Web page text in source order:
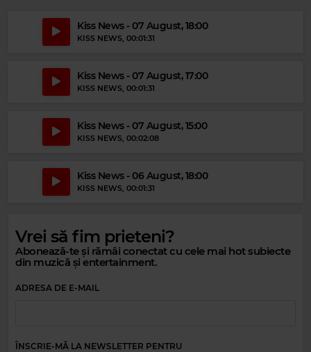
Magic Gold
BROWN GIRL IN THE RING
Kiss News - 07 August, 18:00
KISS NEWS, 00:01:31
Kiss News - 07 August, 17:00
KISS NEWS, 00:01:31
Kiss News - 07 August, 15:00
KISS NEWS, 00:02:08
Kiss News - 06 August, 18:00
KISS NEWS, 00:01:31
Vrei să fim prieteni?
Abonează-te și rămâi conectat cu cele mai hot subiecte
din muzică și entertainment.
ADRESA DE E-MAIL
ÎNSCRIE-MĂ LA NEWSLETTER PENTRU